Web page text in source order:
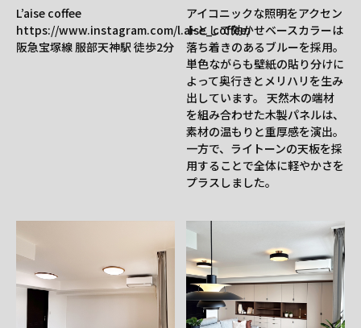
L’aise coffee
https://www.instagram.com/l.aise_coffee/
阪急宝塚線 服部天神駅 徒歩2分
アイコニックな照明をアクセン
トとして効かせベースカラーは
落ち着きのあるブルーを採用。
単色ながらも壁紙の貼り分けに
よって奥行きとメリハリを生み
出しています。 天然木の端材
を組み合わせた木製パネルは、
素材の温もりと重厚感を演出。
一方で、ライトーンの天板を採
用することで全体に軽やかさを
プラスしました。